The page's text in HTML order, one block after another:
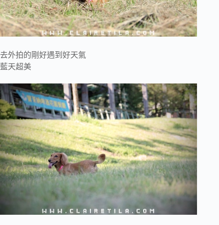
去外拍的剛好遇到好天氣
藍天超美